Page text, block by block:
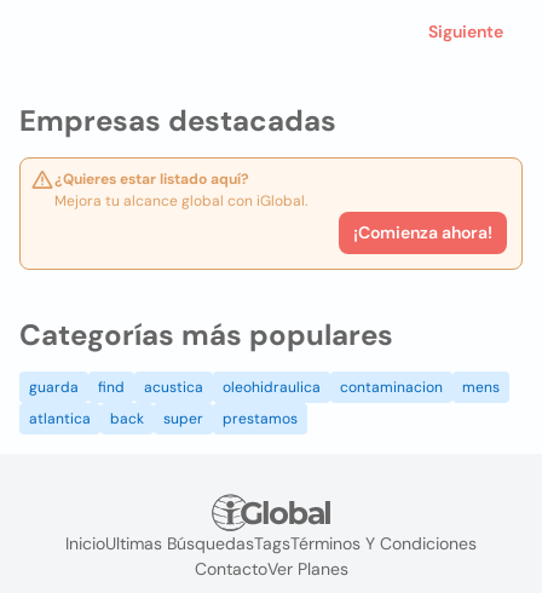
Empresas destacadas
¿Quieres estar listado aquí?
Mejora tu alcance global con iGlobal.
¡Comienza ahora!
Siguiente
Categorías más populares
guarda find acustica oleohidraulica contaminacion
mens
atlantica
back super prestamos
InicioUltimas BúsquedasTagsTérminos Y Condiciones
ContactoVer Planes